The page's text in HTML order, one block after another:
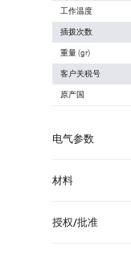
工作温度
插拨次数
重量 (gr)
客户关税号
原产国
电气参数
材料
授权/批准